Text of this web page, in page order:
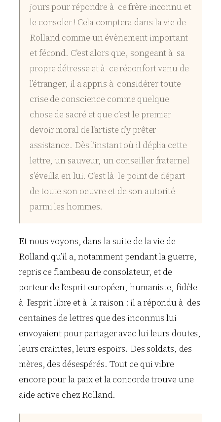
jours pour répondre à ce frère inconnu et
le consoler ! Cela comptera dans la vie de
Rolland comme un évènement important
et fécond. C’est alors que, songeant à sa
propre détresse et à ce réconfort venu de
l’étranger, il a appris à considérer toute
crise de conscience comme quelque
chose de sacré et que c’est le premier
devoir moral de l’artiste d’y prêter
assistance. Dès l’instant où il déplia cette
lettre, un sauveur, un conseiller fraternel
s’éveilla en lui. C’est là le point de départ
de toute son oeuvre et de son autorité
parmi les hommes.
Et nous voyons, dans la suite de la vie de
Rolland qu’il a, notamment pendant la guerre,
repris ce flambeau de consolateur, et de
porteur de l’esprit européen, humaniste, fidèle
à l’esprit libre et à la raison : il a répondu à des
centaines de lettres que des inconnus lui
envoyaient pour partager avec lui leurs doutes,
leurs craintes, leurs espoirs. Des soldats, des
mères, des désespérés. Tout ce qui vibre
encore pour la paix et la concorde trouve une
aide active chez Rolland.